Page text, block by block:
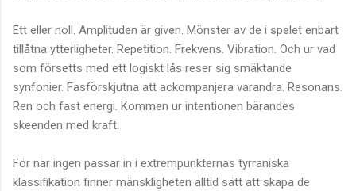
Ett eller noll. Amplituden är given. Mönster av de i spelet enbart
tillåtna ytterligheter. Repetition. Frekvens. Vibration. Och ur vad
som försetts med ett logiskt lås reser sig smäktande
synfonier. Fasförskjutna att ackompanjera varandra. Resonans.
Ren och fast energi. Kommen ur intentionen bärandes
skeenden med kraft.
För när ingen passar in i extrempunkternas tyrraniska
klassifikation finner mänskligheten alltid sätt att skapa de